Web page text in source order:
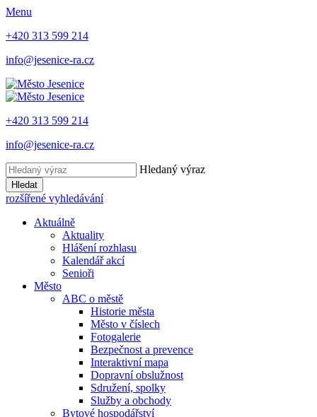
Menu
+420 313 599 214
info@jesenice-ra.cz
+420 313 599 214
info@jesenice-ra.cz
Hledaný výraz
Hledat
rozšířené vyhledávání
Aktuálně
Aktuality
Hlášení rozhlasu
Kalendář akcí
Senioři
Město
ABC o městě
Historie města
Město v číslech
Fotogalerie
Bezpečnost a prevence
Interaktivní mapa
Dopravní obslužnost
Sdružení, spolky
Služby a obchody
Bytové hospodářství